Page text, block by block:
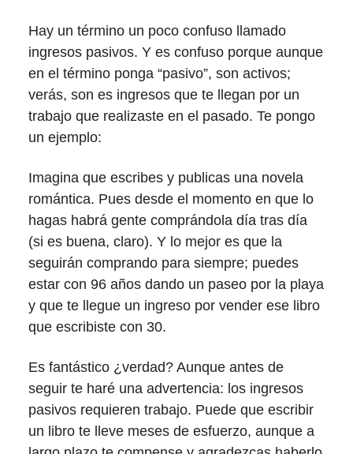
Hay un término un poco confuso llamado
ingresos pasivos. Y es confuso porque aunque
en el término ponga “pasivo”, son activos;
verás, son es ingresos que te llegan por un
trabajo que realizaste en el pasado. Te pongo
un ejemplo:
Imagina que escribes y publicas una novela
romántica. Pues desde el momento en que lo
hagas habrá gente comprándola día tras día
(si es buena, claro). Y lo mejor es que la
seguirán comprando para siempre; puedes
estar con 96 años dando un paseo por la playa
y que te llegue un ingreso por vender ese libro
que escribiste con 30.
Es fantástico ¿verdad? Aunque antes de
seguir te haré una advertencia: los ingresos
pasivos requieren trabajo. Puede que escribir
un libro te lleve meses de esfuerzo, aunque a